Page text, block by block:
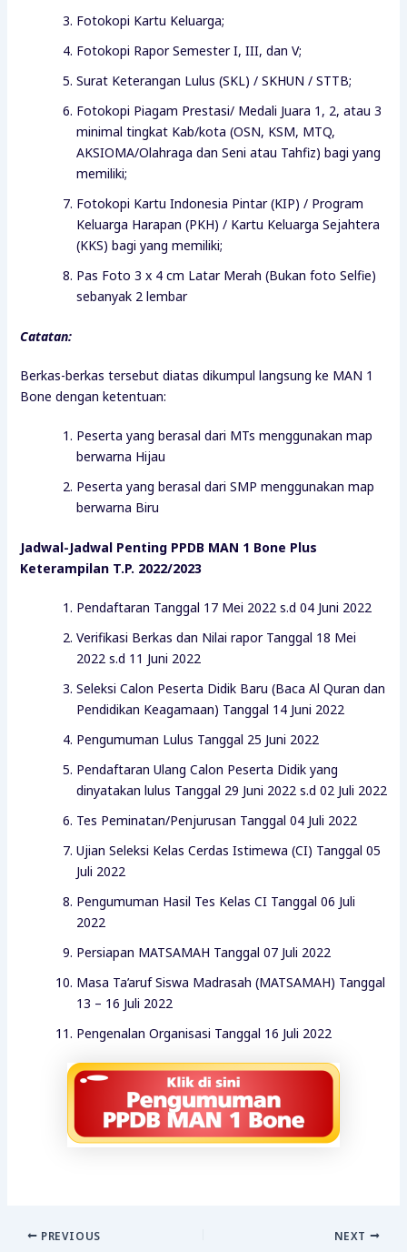
Fotokopi Kartu Keluarga;
Fotokopi Rapor Semester I, III, dan V;
Surat Keterangan Lulus (SKL) / SKHUN / STTB;
Fotokopi Piagam Prestasi/ Medali Juara 1, 2, atau 3
minimal tingkat Kab/kota (OSN, KSM, MTQ,
AKSIOMA/Olahraga dan Seni atau Tahfiz) bagi yang
memiliki;
Fotokopi Kartu Indonesia Pintar (KIP) / Program
Keluarga Harapan (PKH) / Kartu Keluarga Sejahtera
(KKS) bagi yang memiliki;
Pas Foto 3 x 4 cm Latar Merah (Bukan foto Selfie)
sebanyak 2 lembar
Catatan:
Berkas-berkas tersebut diatas dikumpul langsung ke MAN 1
Bone dengan ketentuan:
Peserta yang berasal dari MTs menggunakan map
berwarna Hijau
Peserta yang berasal dari SMP menggunakan map
berwarna Biru
Jadwal-Jadwal Penting PPDB MAN 1 Bone Plus
Keterampilan T.P. 2022/2023
Pendaftaran Tanggal 17 Mei 2022 s.d 04 Juni 2022
Verifikasi Berkas dan Nilai rapor Tanggal 18 Mei
2022 s.d 11 Juni 2022
Seleksi Calon Peserta Didik Baru (Baca Al Quran dan
Pendidikan Keagamaan) Tanggal 14 Juni 2022
Pengumuman Lulus Tanggal 25 Juni 2022
Pendaftaran Ulang Calon Peserta Didik yang
dinyatakan lulus Tanggal 29 Juni 2022 s.d 02 Juli 2022
Tes Peminatan/Penjurusan Tanggal 04 Juli 2022
Ujian Seleksi Kelas Cerdas Istimewa (CI) Tanggal 05
Juli 2022
Pengumuman Hasil Tes Kelas CI Tanggal 06 Juli
2022
Persiapan MATSAMAH Tanggal 07 Juli 2022
Masa Ta’aruf Siswa Madrasah (MATSAMAH) Tanggal
13 – 16 Juli 2022
Pengenalan Organisasi Tanggal 16 Juli 2022
PREVIOUS NEXT